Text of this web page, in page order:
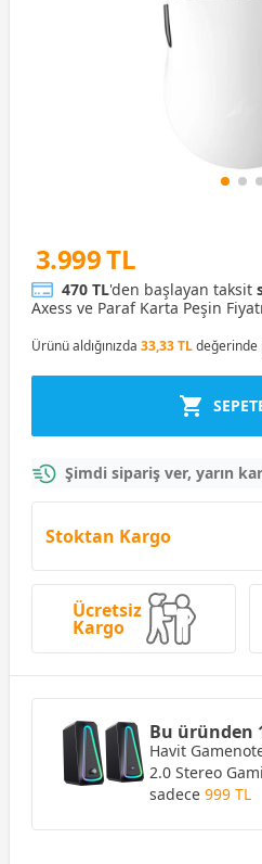
3.999 TL
470 TL'den başlayan taksit
Axess ve Paraf Karta Peşin
Ürünü aldığınızda 33,33 TLdeğerinde
Şimdi sipariş ver, yarın
Stoktan Kargo
Ücretsiz
Kargo
Bu üründen
Havit
2.0 Stereo
sadece 999 TL